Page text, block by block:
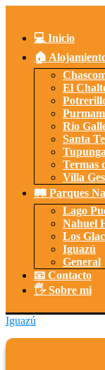
contenido💻 Inicio
🏠
El
Río
Santa
Termas
Villa
🛤️ Parques
Lago
Nahuel
Los
Iguazú
General
📧 Contacto
🖐️ Sobre mi
Iguazú